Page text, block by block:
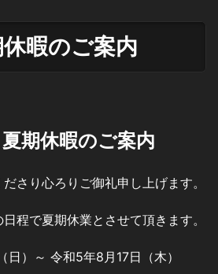
暇のご案内
期休暇のご案内
さり心ろりご御礼申し上げます。
程で夏期休業とさせて頂きます。
日）～ 令和5年8月17日（木）